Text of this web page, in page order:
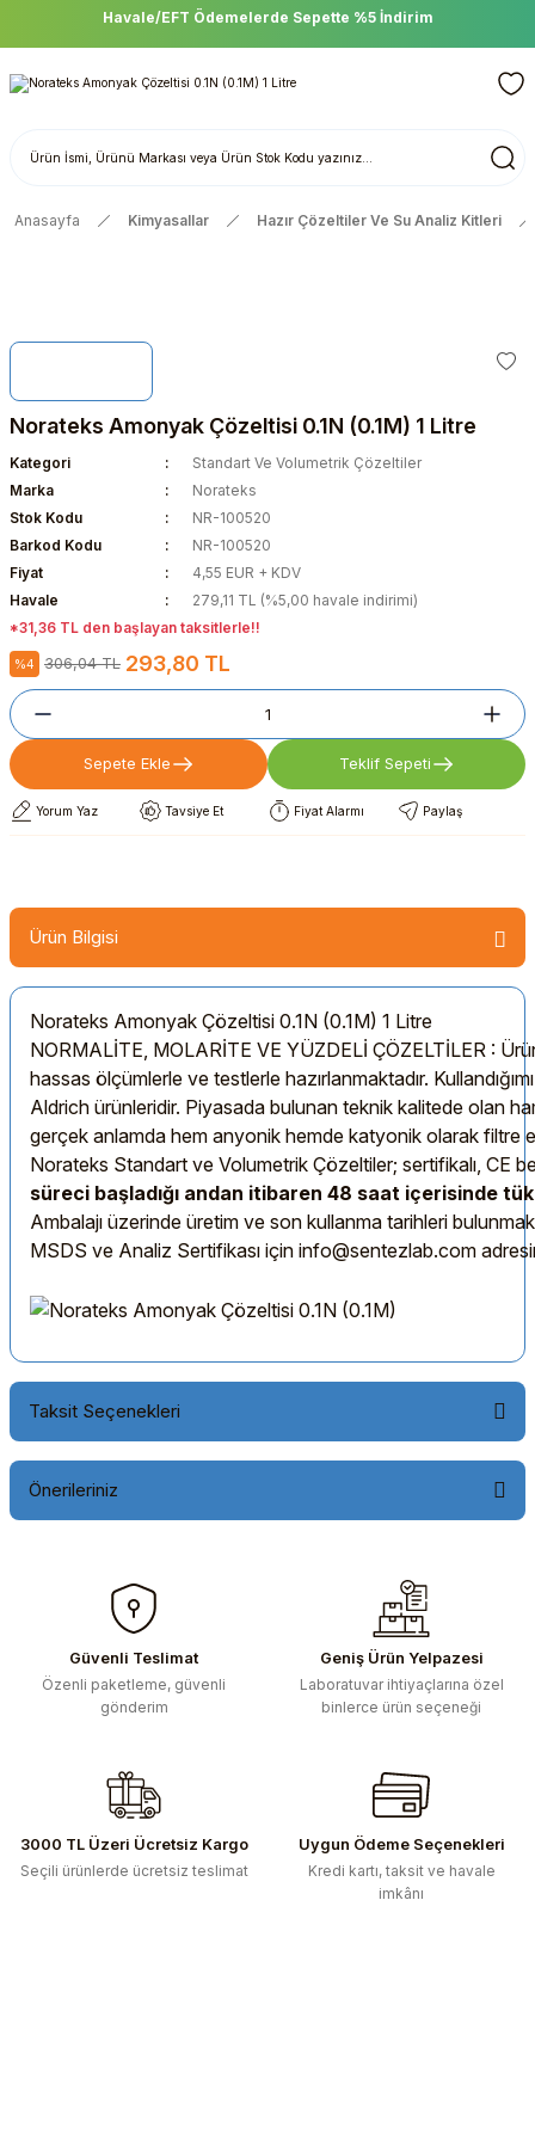
Havale/EFT Ödemelerde Sepette %5 İndirim
Anasayfa Kimyasallar Hazır Çözeltiler Ve Su Analiz Kitleri
Norateks Amonyak Çözeltisi 0.1N (0.1M) 1 Litre
Kategori
Standart Ve Volumetrik Çözeltiler
Marka
Norateks
Stok Kodu
NR-100520
Barkod Kodu
NR-100520
Fiyat
4,55 EUR + KDV
Havale
279,11 TL (%5,00 havale indirimi)
*31,36 TL den başlayan taksitlerle!!
%4 306,04 TL 293,80 TL
Sepete Ekle Teklif Sepeti
Yorum Yaz Tavsiye Et Fiyat Alarmı Paylaş
Ürün Bilgisi
Norateks Amonyak Çözeltisi 0.1N (0.1M) 1 Litre
NORMALİTE, MOLARİTE VE YÜZDELİ ÇÖZELTİLER :
hassas ölçümlerle ve testlerle hazırlanmaktadır.
Aldrich ürünleridir. Piyasada bulunan teknik kalitede olan
gerçek anlamda hem anyonik hemde katyonik olarak filtre
Norateks Standart ve Volumetrik Çözeltiler; sertifikalı, CE
süreci başladığı andan itibaren 48 saat içerisinde
Ambalajı üzerinde üretim ve son kullanma tarihleri
MSDS ve Analiz Sertifikası için info@sentezlab.com
Taksit Seçenekleri
Önerileriniz
konularda yetersiz gördüğünüz noktaları öneri formunu
kullanarak tarafımıza iletebilirsiniz.
Görüş ve önerileriniz için teşekkür ederiz.
Ürün resmi kalitesiz, bozuk veya görüntülenemiyor.
Ürün fiyatı diğer sitelerden daha pahalı.
Bu ürüne benzer farklı alternatifler olmalı.
Güvenli Teslimat
Özenli paketleme, güvenli
gönderim
Geniş Ürün Yelpazesi
Laboratuvar ihtiyaçlarına özel
binlerce ürün seçeneği
3000 TL Üzeri Ücretsiz Kargo
Seçili ürünlerde ücretsiz teslimat
Uygun Ödeme Seçenekleri
Kredi kartı, taksit ve havale
imkânı